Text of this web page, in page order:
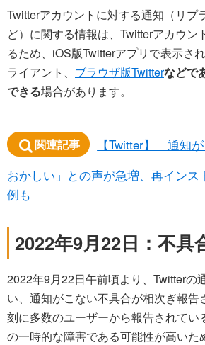
Twitterアカウントに対する通知（リプ
ど）に関する情報は、Twitterアカウン
るため、iOS版Twitterアプリで表示さ
ライアント、 ブラウザ版Twitterなどで
できる場合があります。
関連記事
【Twitter】「通知
おかしい」との声が急増、再イン
例も
2022年9月22日：不具
2022年9月22日午前頃より、Twitterの
い、通知がこない不具合が相次ぎ報告
刻に多数のユーザーから報告されてい
の一時的な障害である可能性が高いた